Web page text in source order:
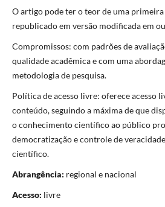
O artigo pode ter o teor de uma primeira
republicado em versão modificada em
Compromissos: com padrões de
qualidade acadêmica e com uma
metodologia de pesquisa.
Política de acesso livre: oferece acesso
conteúdo, seguindo a máxima de que
o conhecimento científico ao público
democratização e controle de
científico.
Abrangência: regional e nacional
Acesso: livre